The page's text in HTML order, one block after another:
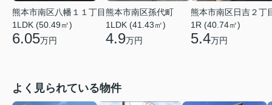
熊本市南区八幡１１丁目
1LDK (50.49㎡)
6.05万円
熊本市南区孫代町
1LDK (41.43㎡)
4.9万円
熊本市南区日吉２丁
1R (40.74㎡)
5.4万円
よく見られている物件